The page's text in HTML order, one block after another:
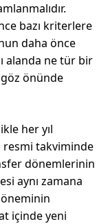
bazı kriterlere
daha önce
alanda ne tür bir
önünde
her yıl
resmi takviminde
dönemlerinin
aynı zamana
içinde yeni